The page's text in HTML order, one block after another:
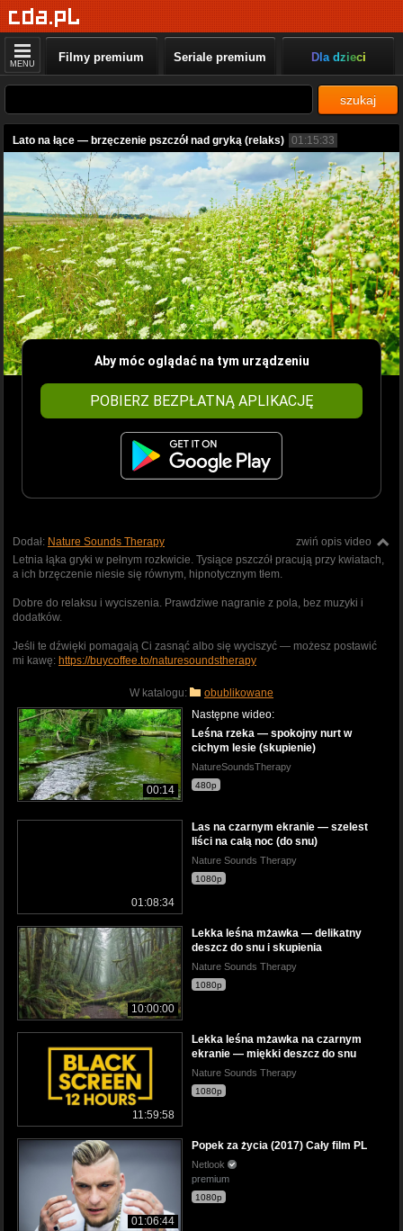
MENU Filmy premium Seriale premium Dla dzieci
szukaj
Lato na łące — brzęczenie pszczół nad gryką (relaks) 01:15:33
Aby móc oglądać na tym urządzeniu
POBIERZ BEZPŁATNĄ APLIKACJĘ
zwiń opis video
Dodał: Nature Sounds Therapy
Letnia łąka gryki w pełnym rozkwicie. Tysiące pszczół pracują przy kwiatach,
a ich brzęczenie niesie się równym, hipnotycznym tłem.
Dobre do relaksu i wyciszenia. Prawdziwe nagranie z pola, bez muzyki i
dodatków.
Jeśli te dźwięki pomagają Ci zasnąć albo się wyciszyć — możesz postawić
mi kawę: https://buycoffee.to/naturesoundstherapy
W katalogu: obublikowane
00:14
Następne wideo:
Leśna rzeka — spokojny nurt w
cichym lesie (skupienie)
NatureSoundsTherapy
480p
01:08:34
Las na czarnym ekranie — szelest
liści na całą noc (do snu)
Nature Sounds Therapy
1080p
10:00:00
Lekka leśna mżawka — delikatny
deszcz do snu i skupienia
Nature Sounds Therapy
1080p
11:59:58
Lekka leśna mżawka na czarnym
ekranie — miękki deszcz do snu
Nature Sounds Therapy
1080p
01:06:44
Popek za życia (2017) Cały film PL
Netlook
premium
1080p